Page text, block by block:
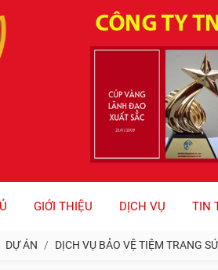
GIỚI THIỆU DỊCH VỤ TIN
DỰ ÁN DỊCH VỤ BẢO VỆ TIỆM TRANG